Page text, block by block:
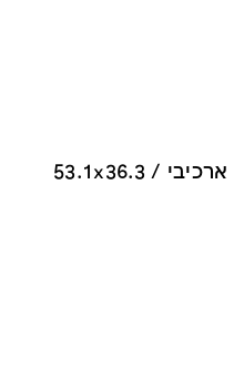
צילום. הדפסה בהזרקת דיו ארכיבי / 53.1x36.3